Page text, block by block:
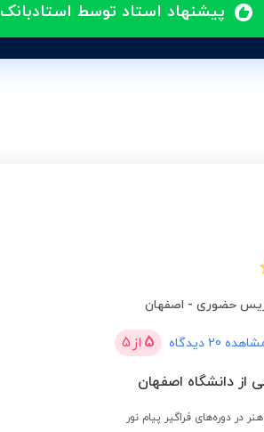
پیشنهاد استاد توسط استادبانک
حضوری - اصفهان
20 دیدگاه 5 از 5
از دانشگاه اصفهان